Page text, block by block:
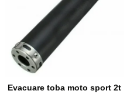
Evacuare toba moto sport 2t